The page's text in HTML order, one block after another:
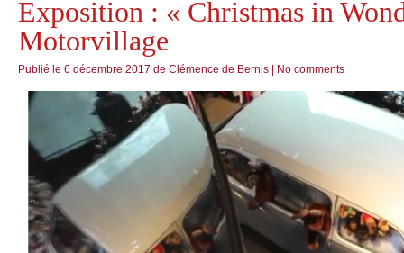
Exposition : « Christmas in
Motorvillage
Publié le 6 décembre 2017 de Clémence de Bernis No comments